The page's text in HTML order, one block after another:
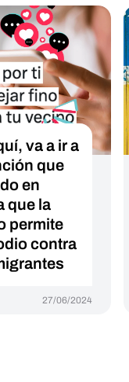
va a ir a
que
en
que la
permite
contra
27/06/2024